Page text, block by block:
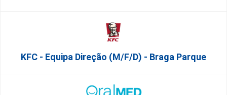
KFC - Equipa Direção (m/f/d) - Braga Parque